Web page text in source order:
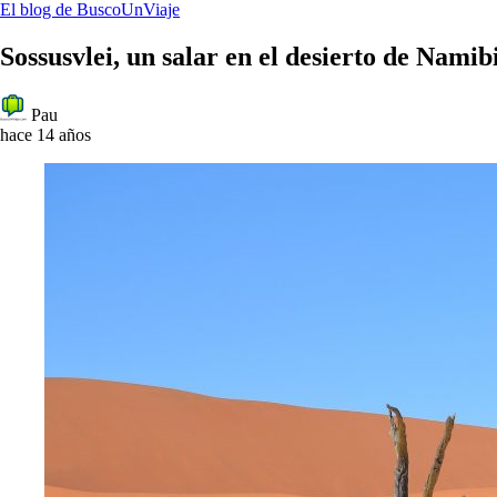
El blog de BuscoUnViaje
Sossusvlei, un salar en el desierto de
Pau
hace 14 años